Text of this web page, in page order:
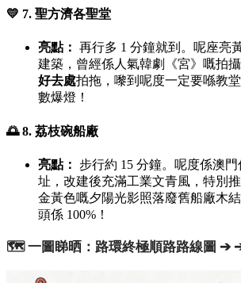
💛 7. 聖方濟各聖堂
亮點： 再行多 1 分鐘就到。呢座亮
建築，曾經係人氣韓劇《宮》嘅拍
好去處拍拖，嚟到呢度一定要喺教
數爆燈！
🌅 8. 荔枝碗船廠
亮點： 步行約 15 分鐘。呢度係澳
址，改建後充滿工業文青風，特別
金黃色嘅夕陽光影照落廢舊船廠木
頭係 100%！
🗺️ 一圖睇晒：路環終極順路路線圖 ➔